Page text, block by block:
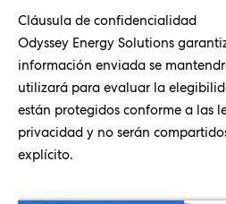
Cláusula de confidencialidad
Odyssey Energy Solutions
información enviada se
utilizará para evaluar la
están protegidos conforme a las
privacidad y no serán
explícito.